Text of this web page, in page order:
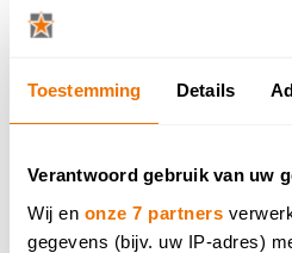
Toestemming Details
Verantwoord gebruik van uw
Wij en onze 7 partners
gegevens (bijv. uw IP-adres)
Benieuwd
nieuwe
zien in